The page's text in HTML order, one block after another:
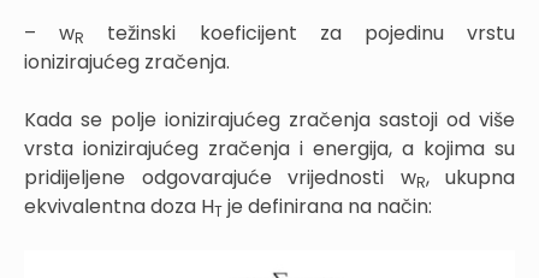
– wR
težinski koeficijent za pojedinu vrstu
ionizirajućeg zračenja.
Kada se polje ionizirajućeg zračenja sastoji od više
vrsta ionizirajućeg zračenja i energija, a kojima su
pridijeljene odgovarajuće vrijednosti wR, ukupna
ekvivalentna doza HT je definirana na način: